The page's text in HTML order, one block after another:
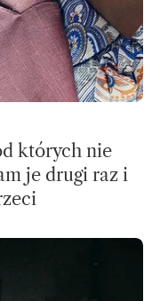
których nie
je drugi raz i